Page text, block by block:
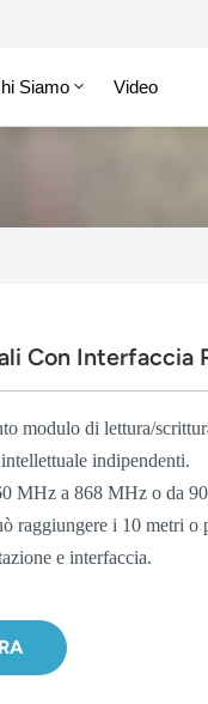
Siamo Video
Con Interfaccia
modulo di lettura/
indipendenti.
MHz a 868 MHz o da
raggiungere i 10 metri o
e interfaccia.